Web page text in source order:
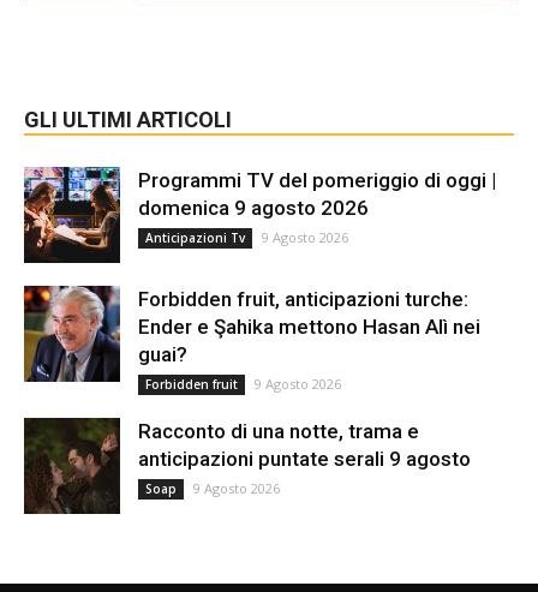
GLI ULTIMI ARTICOLI
Programmi TV del pomeriggio di oggi |
domenica 9 agosto 2026
Anticipazioni Tv 9 Agosto 2026
Forbidden fruit, anticipazioni turche:
Ender e Şahika mettono Hasan Alì nei
guai?
Forbidden fruit 9 Agosto 2026
Racconto di una notte, trama e
anticipazioni puntate serali 9 agosto
Soap 9 Agosto 2026